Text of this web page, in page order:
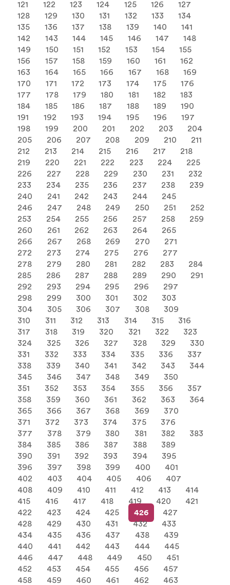
121
122 123 124 125 126
127
128
129 130 131 132 133
134
135
136 137 138 139 140
141
142
143 144 145 146 147
148
149
150 151 152 153 154
155
156
157 158 159 160 161
162
163
164 165 166 167 168
169
170
171 172 173 174 175
176
177
178 179 180 181 182
183
184
185 186 187 188 189
190
191
192 193 194 195 196
197
198
199 200 201 202 203
204
205
206 207 208 209 210
211
212
213 214 215 216 217
218
219
220 221 222 223 224
225
226
227 228 229 230 231
232
233
234 235 236 237 238
239
240
241 242 243 244
245
246
247 248 249 250 251
252
253
254 255 256 257 258
259
260
261 262 263 264
265
266
267 268 269 270
271
272
273 274 275 276
277
278
279 280 281 282 283
284
285
286 287 288 289 290
291
292
293 294 295 296
297
298
299 300 301 302
303
304
305 306 307 308
309
310
311 312 313 314 315
316
317
318 319 320 321 322
323
324
325 326 327 328 329
330
331
332 333 334 335 336
337
338
339 340 341 342 343
344
345
346 347 348 349
350
351
352 353 354 355 356
357
358
359 360 361 362 363
364
365
366 367 368 369
370
371
372 373 374 375
376
377
378 379 380 381 382
383
384
385 386 387 388
389
390
391 392 393 394
395
396
397 398 399 400
401
402
403 404 405 406
407
408
409 410 411 412 413
414
415
416 417 418 419 420
421
422
423 424 425 426
427
428
429 430 431 432
433
434
435 436 437 438
439
440
441 442 443 444
445
446
447 448 449 450
451
452
453 454 455 456
457
458
459 460 461 462 463